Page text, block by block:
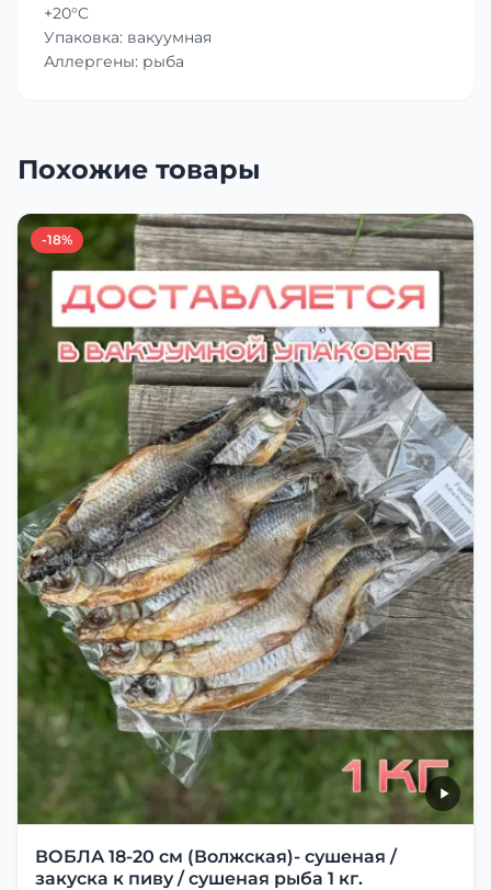
+20°C
Упаковка: вакуумная
Аллергены: рыба
Похожие товары
-18%
ВОБЛА 18-20 см (Волжская)- сушеная /
закуска к пиву / сушеная рыба 1 кг.